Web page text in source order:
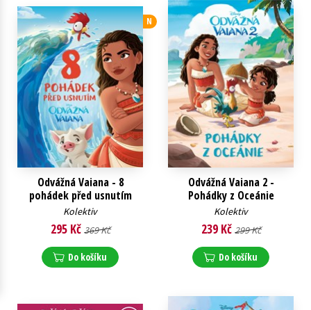
Young adult (SK)
Zahraniční literatura Zdraví a životní styl
Všechny tituly
N
Odvážná Vaiana - 8
pohádek před usnutím
Kolektiv
295 Kč 369 Kč
Do košíku
Odvážná Vaiana 2 -
Pohádky z Oceánie
Kolektiv
239 Kč 299 Kč
Do košíku